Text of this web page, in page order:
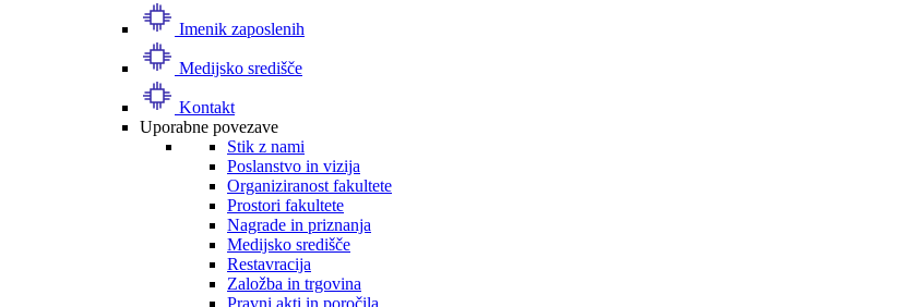
Imenik zaposlenih
Medijsko središče
Kontakt
Uporabne povezave
Stik z nami
Poslanstvo in vizija
Organiziranost fakultete
Prostori fakultete
Nagrade in priznanja
Medijsko središče
Restavracija
Založba in trgovina
Pravni akti in poročila